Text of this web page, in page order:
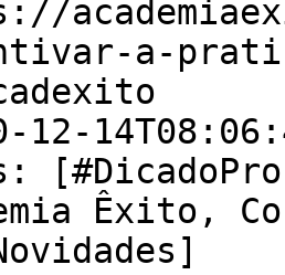
a-
12-
Êxito,